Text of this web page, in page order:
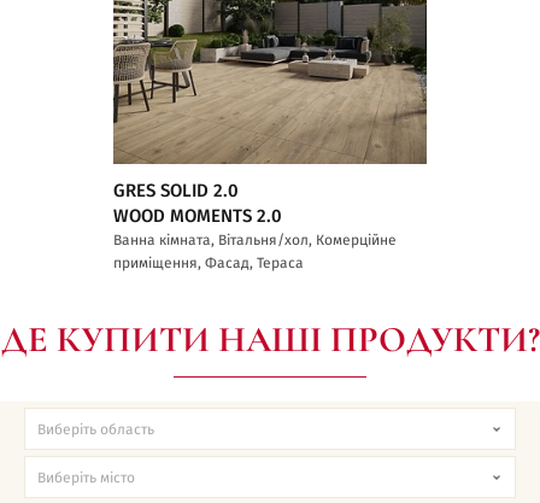
GRES SOLID 2.0
WOOD MOMENTS 2.0
Ванна кімната, Вітальня/хол, Комерційне
приміщення, Фасад, Тераса
ДЕ КУПИТИ НАШІ ПРОДУКТИ?